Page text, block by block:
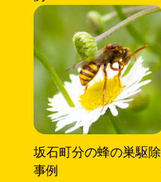
坂石町分の蜂の巣駆除
事例